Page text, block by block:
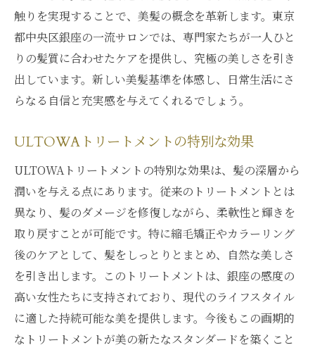
触りを実現することで、美髪の概念を革新します。東京
都中央区銀座の一流サロンでは、専門家たちが一人ひと
りの髪質に合わせたケアを提供し、究極の美しさを引き
出しています。新しい美髪基準を体感し、日常生活にさ
らなる自信と充実感を与えてくれるでしょう。
ULTOWAトリートメントの特別な効果
ULTOWAトリートメントの特別な効果は、髪の深層から
潤いを与える点にあります。従来のトリートメントとは
異なり、髪のダメージを修復しながら、柔軟性と輝きを
取り戻すことが可能です。特に縮毛矯正やカラーリング
後のケアとして、髪をしっとりとまとめ、自然な美しさ
を引き出します。このトリートメントは、銀座の感度の
高い女性たちに支持されており、現代のライフスタイル
に適した持続可能な美を提供します。今後もこの画期的
なトリートメントが美の新たなスタンダードを築くこと